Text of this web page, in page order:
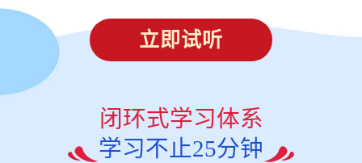
立即试听
闭环式学习体系
学习不止25分钟